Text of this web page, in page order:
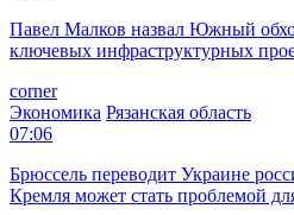
Павел Малков назвал Южный
ключевых инфраструктурных
corner
Экономика Рязанская область
07:06
Брюссель переводит Украине
Кремля может стать проблемой